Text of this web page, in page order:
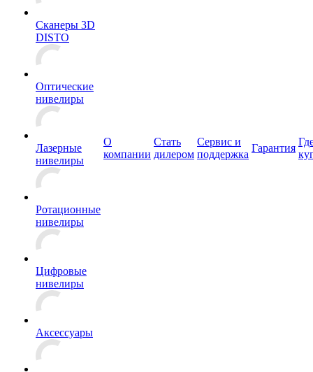
Сканеры 3D
DISTO
Оптические
нивелиры
Лазерные
нивелиры
Ротационные
нивелиры
Цифровые
нивелиры
Аксессуары
О
компании
Стать
дилером
Сервис и
поддержка
Гарантия